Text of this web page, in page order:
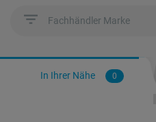
Fachhändler Marke
In Ihrer Nähe 0